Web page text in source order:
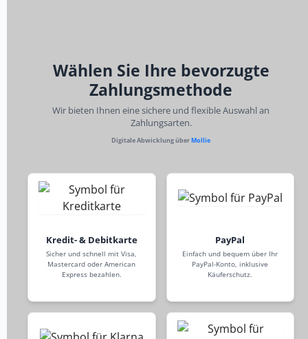
Wählen Sie Ihre bevorzugte
Zahlungsmethode
Wir bieten Ihnen eine sichere und flexible Auswahl an
Zahlungsarten.
Digitale Abwicklung über Mollie
Kredit- & Debitkarte
Sicher und schnell mit Visa,
Mastercard oder American
Express bezahlen.
PayPal
Einfach und bequem über Ihr
PayPal-Konto, inklusive
Käuferschutz.